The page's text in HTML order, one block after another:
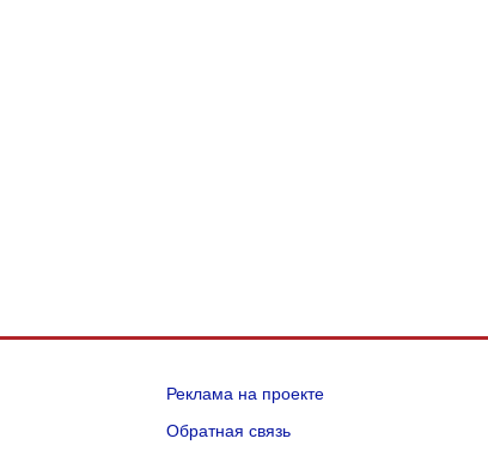
Реклама на проекте
Обратная связь